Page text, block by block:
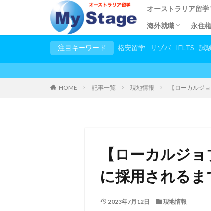
オーストラリア留学
都市別語学学校
語学留学
専門学校留学
短期語学留学
大学・大学院留学
小/中/高校留学
幼稚園留学
トビタテ留学JAPAN
親子留学
2カ国留学
他国の留学一覧
春休み夏休み大学
試験対策コース
日本語教師養成講座
児童英語教師養成
英語教師養成講座
お稽古留学
シニア留学
スタディーツアー
田舎ステイプログ
海外就職
シンガポールで海
応募条件
プログラムの流れ
永住権
住
永
申
留
ビ
永
注目キーワード 格安留学 リゾバ IELTS 試
HOME 記事一覧 現地情報 【ローカルジ
【ローカルジ
に採用されるま
2023年7月12日 現地情報